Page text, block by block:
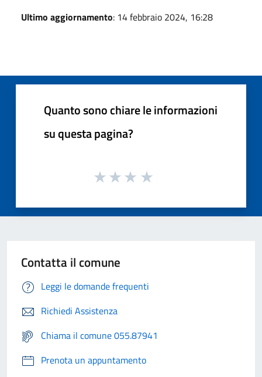
Ultimo aggiornamento: 14 febbraio 2024, 16:28
Quanto sono chiare le informazioni
su questa pagina?
Contatta il comune
Leggi le domande frequenti
Richiedi Assistenza
Chiama il comune 055.87941
Prenota un appuntamento